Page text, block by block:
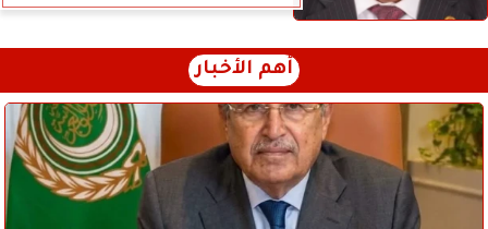
أهم الأخبار